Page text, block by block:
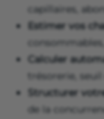
capillaires,
Estimer vos
Calculer
trésorerie,
Structurer
de la